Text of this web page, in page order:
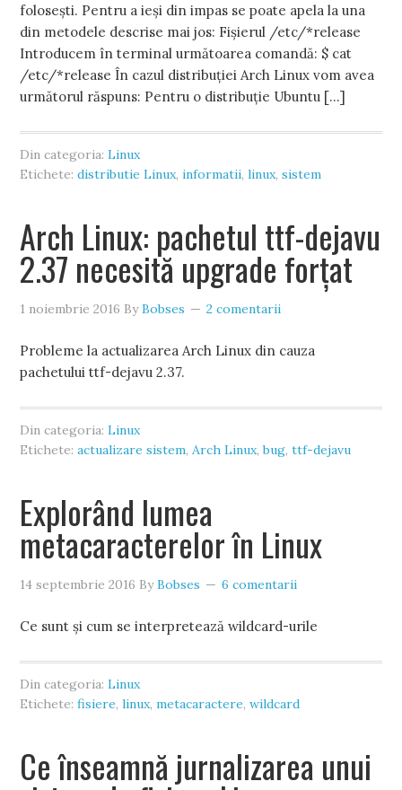
folosești. Pentru a ieși din impas se poate apela la una
din metodele descrise mai jos: Fișierul /etc/*release
Introducem în terminal următoarea comandă: $ cat
/etc/*release În cazul distribuției Arch Linux vom avea
următorul răspuns: Pentru o distribuție Ubuntu […]
Din categoria:Linux
Etichete:distributie Linux,informatii,linux,sistem
Arch Linux: pachetul ttf-dejavu
2.37 necesită upgrade forțat
1 noiembrie 2016 ByBobses 2 comentarii
Probleme la actualizarea Arch Linux din cauza
pachetului ttf-dejavu 2.37.
Din categoria:Linux
Etichete:actualizare sistem,Arch Linux,bug,ttf-dejavu
Explorând lumea
metacaracterelor în Linux
14 septembrie 2016 ByBobses 6 comentarii
Ce sunt și cum se interpretează wildcard-urile
Din categoria:Linux
Etichete:fisiere,linux,metacaractere,wildcard
Ce înseamnă jurnalizarea unui